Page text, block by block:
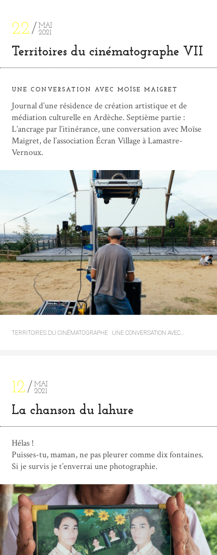
22
MAI
2021
Territoires du cinématographe VII
UNE CONVERSATION AVEC MOÏSE MAIGRET
Journal d’une résidence de création artistique et de
médiation culturelle en Ardèche. Septième partie :
L’ancrage par l’itinérance, une conversation avec Moïse
Maigret, de l’association Écran Village à Lamastre-
Vernoux.
TERRITOIRES DU CINÉMATOGRAPHE UNE CONVERSATION AVEC…
12
MAI
2021
La chanson du lahure
Hélas !
Puisses-tu, maman, ne pas pleurer comme dix fontaines.
Si je survis je t’enverrai une photographie.